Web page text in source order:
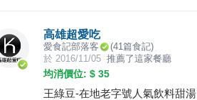
高雄超愛吃
愛食記部落客 (41篇食記)
於 2016/11/05 推薦了這家餐廳
均消價位: $ 35
王綠豆-在地老字號人氣飲料甜湯